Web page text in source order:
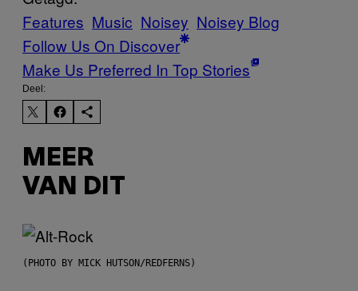
Features Music Noisey Noisey Blog
Follow Us On Discover
Make Us Preferred In Top Stories
Deel:
MEER
VAN DIT
(PHOTO BY MICK HUTSON/REDFERNS)